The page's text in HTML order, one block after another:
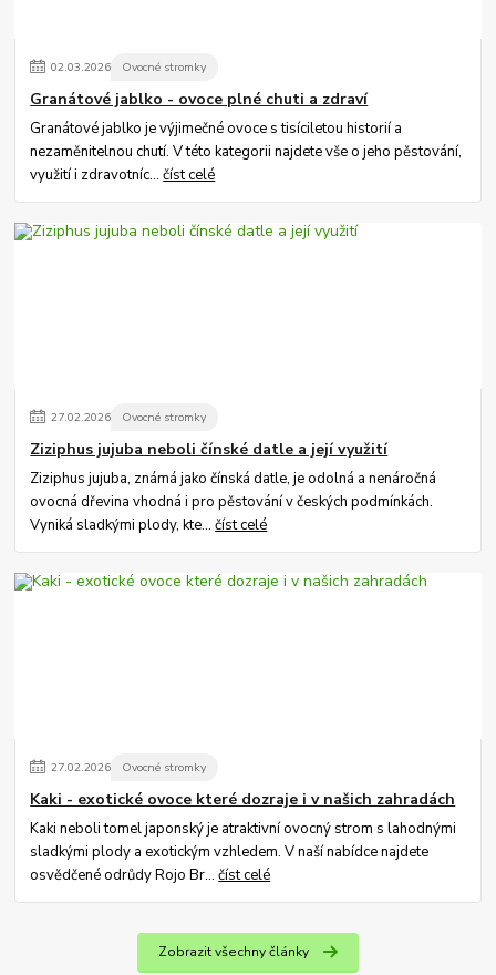
02.03.2026 Ovocné stromky
Granátové jablko - ovoce plné chuti a zdraví
Granátové jablko je výjimečné ovoce s tisíciletou historií a
nezaměnitelnou chutí. V této kategorii najdete vše o jeho pěstování,
využití i zdravotníc...číst celé
27.02.2026 Ovocné stromky
Ziziphus jujuba neboli čínské datle a její využití
Ziziphus jujuba, známá jako čínská datle, je odolná a nenáročná
ovocná dřevina vhodná i pro pěstování v českých podmínkách.
Vyniká sladkými plody, kte...číst celé
27.02.2026 Ovocné stromky
Kaki - exotické ovoce které dozraje i v našich zahradách
Kaki neboli tomel japonský je atraktivní ovocný strom s lahodnými
sladkými plody a exotickým vzhledem. V naší nabídce najdete
osvědčené odrůdy Rojo Br...číst celé
Zobrazit všechny články